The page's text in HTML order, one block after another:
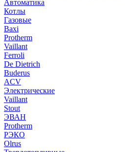
Автоматика
Котлы
Газовые
Baxi
Protherm
Vaillant
Ferroli
De Dietrich
Buderus
ACV
Электрические
Vaillant
Stout
ЭВАН
Protherm
РЭКО
Olrus